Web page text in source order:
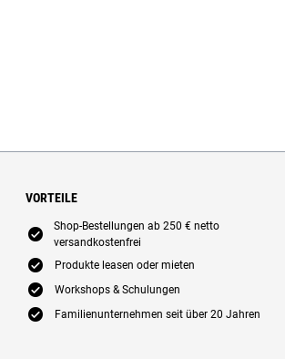
VORTEILE
E
Shop-Bestellungen ab 250 € netto
versandkostenfrei
E Produkte leasen oder mieten
E Workshops & Schulungen
E Familienunternehmen seit über 20 Jahren